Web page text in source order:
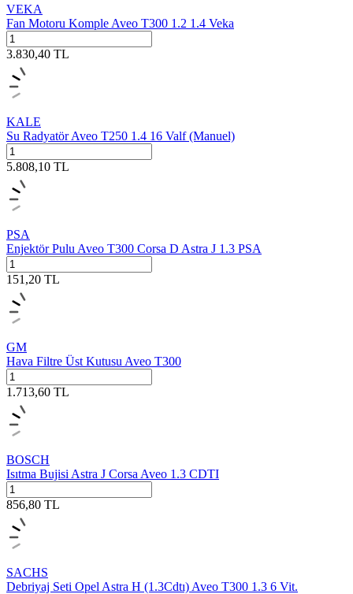
VEKA
Fan Motoru Komple Aveo T300 1.2 1.4 Veka
3.830,40 TL
KALE
Su Radyatör Aveo T250 1.4 16 Valf (Manuel)
5.808,10 TL
PSA
Enjektör Pulu Aveo T300 Corsa D Astra J 1.3 PSA
151,20 TL
GM
Hava Filtre Üst Kutusu Aveo T300
1.713,60 TL
BOSCH
Isıtma Bujisi Astra J Corsa Aveo 1.3 CDTI
856,80 TL
SACHS
Debriyaj Seti Opel Astra H (1.3Cdtı) Aveo T300 1.3 6 Vit.